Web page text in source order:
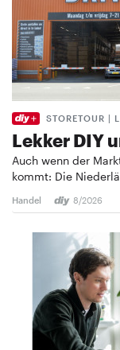
STORETOUR |
Lekker DIY
Auch wenn der
kommt: Die
Handel 8/2026